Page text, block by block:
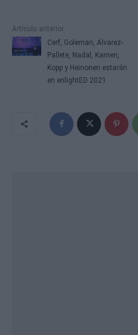
Artículo anterior
Cerf, Goleman, Álvarez-
Pallete, Nadal, Kamen,
Kopp y Heinonen estarán
en enlightED 2021